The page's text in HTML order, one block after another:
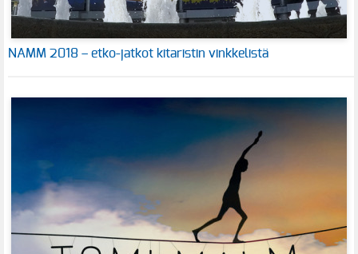
NAMM 2018 – etko-jatkot kitaristin vinkkelistä